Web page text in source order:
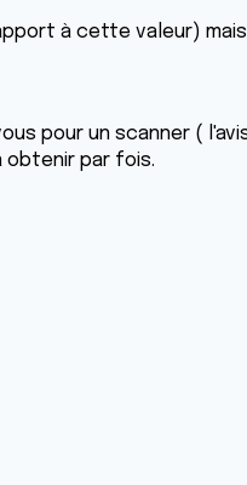
à cette valeur)
pour un scanner (
obtenir par fois.